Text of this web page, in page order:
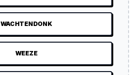
WACHTENDONK
WEEZE